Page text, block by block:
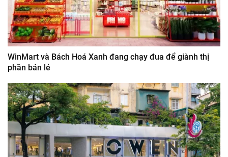
WinMart và Bách Hoá Xanh đang chạy đua để giành thị
phần bán lẻ